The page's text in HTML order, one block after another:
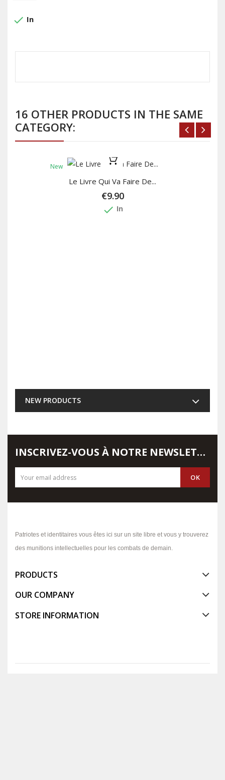
done In
16 OTHER PRODUCTS IN THE SAME
CATEGORY:
New
Le Livre Qui Va Faire De...
€9.90
done In
NEW PRODUCTS
INSCRIVEZ-VOUS À NOTRE NEWSLETTER
Patriotes et identitaires vous êtes ici sur un site libre et vous y trouverez
des munitions intellectuelles pour les combats de demain.
PRODUCTS
OUR COMPANY
STORE INFORMATION